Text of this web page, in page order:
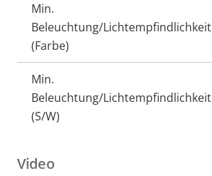
Min.
Beleuchtung/Lichtempfindlichkeit
(Farbe)
Min.
Beleuchtung/Lichtempfindlichkeit
(S/W)
Video